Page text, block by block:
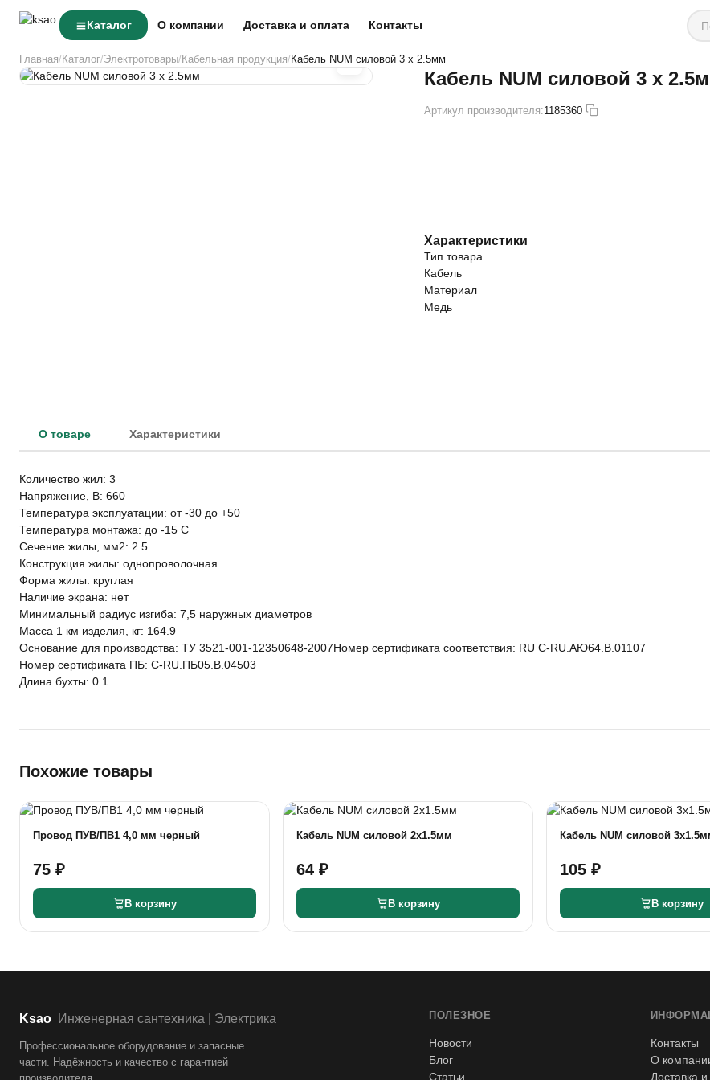
Каталог О компании Доставка и оплата Контакты
Главная Каталог Электротовары Кабельная продукция Кабель NUM силовой 3 х 2.5мм
Кабель NUM силовой 3 х
Артикул производителя:1185360
Характеристики
Тип товара
Кабель
Материал
Медь
О товаре Характеристики
Количество жил: 3
Напряжение, В: 660
Температура эксплуатации: от -30 до +50
Температура монтажа: до -15 С
Сечение жилы, мм2: 2.5
Конструкция жилы: однопроволочная
Форма жилы: круглая
Наличие экрана: нет
Минимальный радиус изгиба: 7,5 наружных диаметров
Масса 1 км изделия, кг: 164.9
Основание для производства: ТУ 3521-001-12350648-2007Номер сертификата соответствия: RU C-RU.АЮ64.В.01107
Номер сертификата ПБ: C-RU.ПБ05.В.04503
Длина бухты: 0.1
Похожие товары
Провод ПУВ/ПВ1 4,0 мм черный
75 ₽
В корзину
Кабель NUM силовой 2х1.5мм
64 ₽
В корзину
Кабель NUM силовой
105 ₽
В корзину
Ksao Инженерная сантехника | Электрика
Профессиональное оборудование и запасные
части. Надёжность и качество с гарантией
ПОЛЕЗНОЕ
Новости
Блог
Статьи
Контакты
О
Доставка